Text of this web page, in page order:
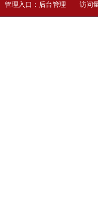
管理入口： 后台管理 访问量